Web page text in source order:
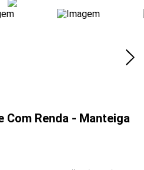
Com Renda - Manteiga